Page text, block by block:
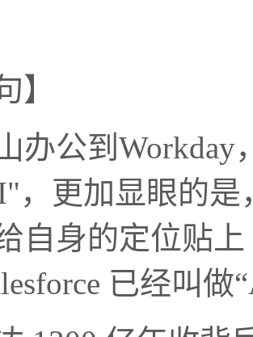
】
办公到
，更加显眼的
自身的定位贴
已经叫做